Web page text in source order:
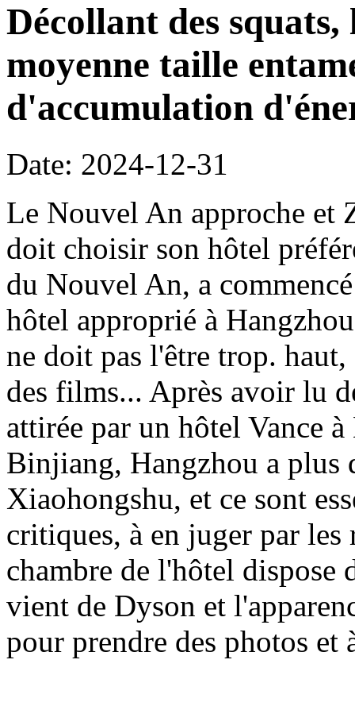
Décollant des
moyenne taille
d'accumulation
Date: 2024-12-31
Le Nouvel An approche et
doit choisir son hôtel
du Nouvel An, a
hôtel approprié à
ne doit pas l'être trop.
des films... Après avoir lu
attirée par un hôtel Vance
Binjiang, Hangzhou a plus
Xiaohongshu, et ce sont
critiques, à en juger par les
chambre de l'hôtel dispose
vient de Dyson et
pour prendre des photos